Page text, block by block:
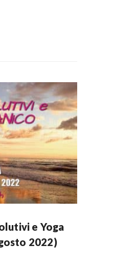
e Yoga
2022)